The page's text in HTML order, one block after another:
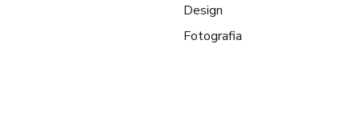
Design
Fotografia